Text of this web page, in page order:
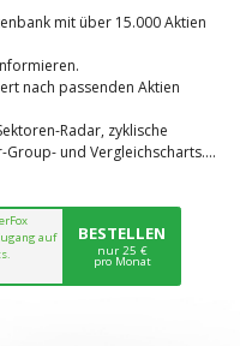
mit über 15.000 Aktien
nach passenden Aktien
Radar, zyklische
Group- und Vergleichscharts....
auf
BESTELLEN
nur 25 €
pro Monat